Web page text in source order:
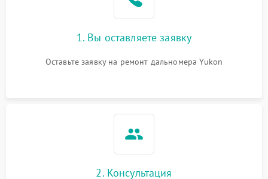
1. Вы оставляете заявку
Оставьте заявку на ремонт дальномера Yukon
2. Консультация